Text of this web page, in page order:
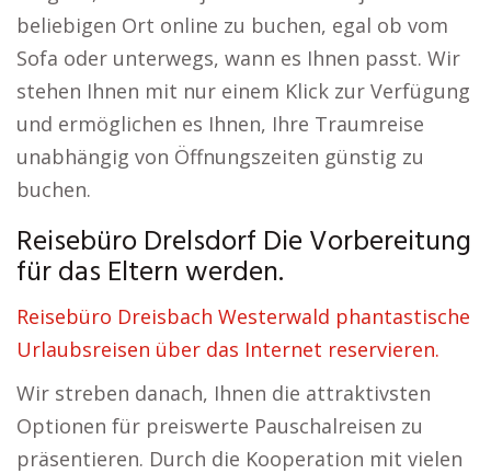
beliebigen Ort online zu buchen, egal ob vom
Sofa oder unterwegs, wann es Ihnen passt. Wir
stehen Ihnen mit nur einem Klick zur Verfügung
und ermöglichen es Ihnen, Ihre Traumreise
unabhängig von Öffnungszeiten günstig zu
buchen.
Reisebüro Drelsdorf Die Vorbereitung
für das Eltern werden.
Reisebüro Dreisbach Westerwald phantastische
Urlaubsreisen über das Internet reservieren.
Wir streben danach, Ihnen die attraktivsten
Optionen für preiswerte Pauschalreisen zu
präsentieren. Durch die Kooperation mit vielen